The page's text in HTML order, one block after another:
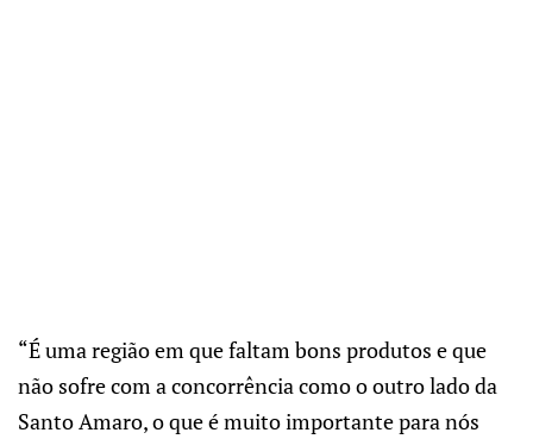
“É uma região em que faltam bons produtos e que
não sofre com a concorrência como o outro lado da
Santo Amaro, o que é muito importante para nós